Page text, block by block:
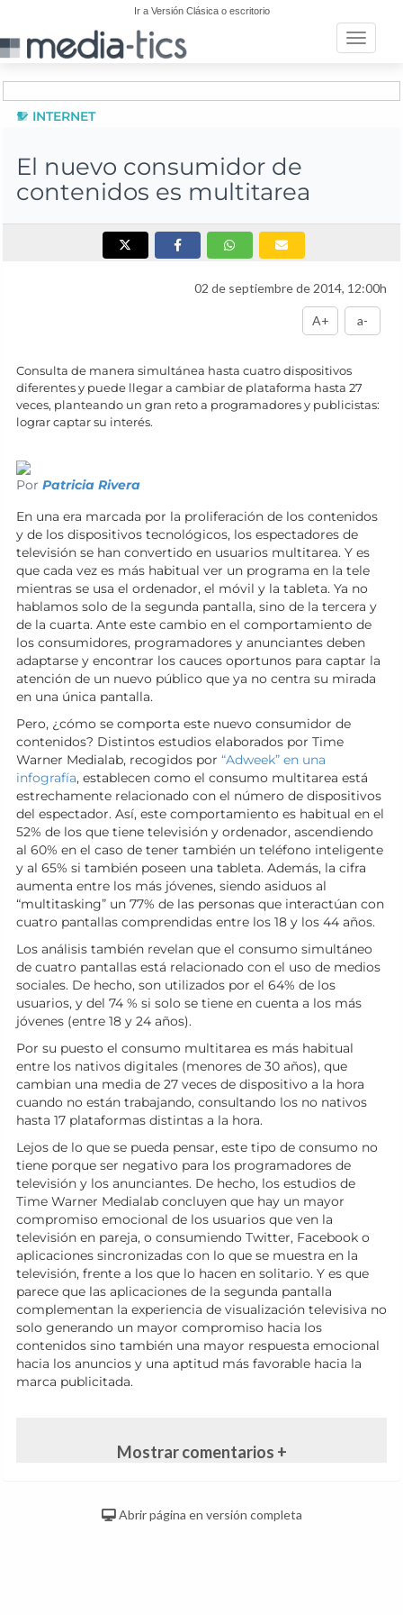
Ir a Versión Clásica o escritorio
Toggle
INTERNET
El nuevo consumidor de
contenidos es multitarea
02 de septiembre de 2014, 12:00h
A+ a-
Consulta de manera simultánea hasta cuatro dispositivos
diferentes y puede llegar a cambiar de plataforma hasta 27
veces, planteando un gran reto a programadores y publicistas:
lograr captar su interés.
Por Patricia Rivera
En una era marcada por la proliferación de los contenidos
y de los dispositivos tecnológicos, los espectadores de
televisión se han convertido en usuarios multitarea. Y es
que cada vez es más habitual ver un programa en la tele
mientras se usa el ordenador, el móvil y la tableta. Ya no
hablamos solo de la segunda pantalla, sino de la tercera y
de la cuarta. Ante este cambio en el comportamiento de
los consumidores, programadores y anunciantes deben
adaptarse y encontrar los cauces oportunos para captar la
atención de un nuevo público que ya no centra su mirada
en una única pantalla.
Pero, ¿cómo se comporta este nuevo consumidor de
contenidos? Distintos estudios elaborados por Time
Warner Medialab, recogidos por “Adweek” en una
infografía, establecen como el consumo multitarea está
estrechamente relacionado con el número de dispositivos
del espectador. Así, este comportamiento es habitual en el
52% de los que tiene televisión y ordenador, ascendiendo
al 60% en el caso de tener también un teléfono inteligente
y al 65% si también poseen una tableta. Además, la cifra
aumenta entre los más jóvenes, siendo asiduos al
“multitasking” un 77% de las personas que interactúan con
cuatro pantallas comprendidas entre los 18 y los 44 años.
Los análisis también revelan que el consumo simultáneo
de cuatro pantallas está relacionado con el uso de medios
sociales. De hecho, son utilizados por el 64% de los
usuarios, y del 74 % si solo se tiene en cuenta a los más
jóvenes (entre 18 y 24 años).
Por su puesto el consumo multitarea es más habitual
entre los nativos digitales (menores de 30 años), que
cambian una media de 27 veces de dispositivo a la hora
cuando no están trabajando, consultando los no nativos
hasta 17 plataformas distintas a la hora.
Lejos de lo que se pueda pensar, este tipo de consumo no
tiene porque ser negativo para los programadores de
televisión y los anunciantes. De hecho, los estudios de
Time Warner Medialab concluyen que hay un mayor
compromiso emocional de los usuarios que ven la
televisión en pareja, o consumiendo Twitter, Facebook o
aplicaciones sincronizadas con lo que se muestra en la
televisión, frente a los que lo hacen en solitario. Y es que
parece que las aplicaciones de la segunda pantalla
complementan la experiencia de visualización televisiva no
solo generando un mayor compromiso hacia los
contenidos sino también una mayor respuesta emocional
hacia los anuncios y una aptitud más favorable hacia la
marca publicitada.
Mostrar comentarios +
Abrir página en versión completa